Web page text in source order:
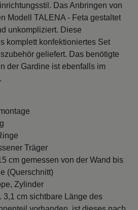
Das Anbringen von
Modell TALENA - Feta gestaltet
unkompliziert. Diese
komplett konfektioniertes Set
geliefert. Das benötigte
der Gardine ist ebenfalls im
Träger
cm gemessen von der Wand bis
(Querschnitt)
Zylinder
3,1 cm sichtbare Länge des